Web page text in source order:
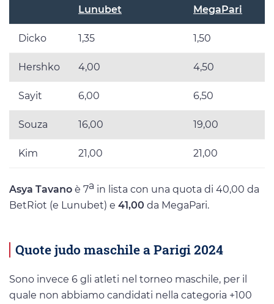
Lunubet
MegaPari
Dicko 1,35 1,50
Hershko 4,00 4,50
Sayit 6,00 6,50
Souza 16,00 19,00
Kim 21,00 21,00
Asya Tavano è 7a in lista con una quota di 40,00 da
BetRiot (e Lunubet) e 41,00 da MegaPari.
Quote judo maschile a Parigi 2024
Sono invece 6 gli atleti nel torneo maschile, per il
quale non abbiamo candidati nella categoria +100